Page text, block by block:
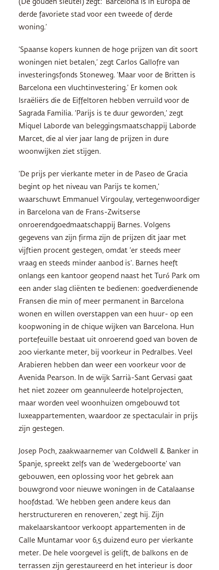
(De gouden sleutel) zegt: ‘Barcelona is in Europa de
derde favoriete stad voor een tweede of derde
woning.’
‘Spaanse kopers kunnen de hoge prijzen van dit soort
woningen niet betalen,’ zegt Carlos Gallofre van
investeringsfonds Stoneweg. ‘Maar voor de Britten is
Barcelona een vluchtinvestering.’ Er komen ook
Israëliërs die de Eiffeltoren hebben verruild voor de
Sagrada Familia. ‘Parijs is te duur geworden,’ zegt
Miquel Laborde van beleggingsmaatschappij Laborde
Marcet, die al vier jaar lang de prijzen in dure
woonwijken ziet stijgen.
‘De prijs per vierkante meter in de Paseo de Gracia
begint op het niveau van Parijs te komen,’
waarschuwt Emmanuel Virgoulay, vertegenwoordiger
in Barcelona van de Frans-Zwitserse
onroerendgoedmaatschappij Barnes. Volgens
gegevens van zijn firma zijn de prijzen dit jaar met
vijftien procent gestegen, omdat ‘er steeds meer
vraag en steeds minder aanbod is’. Barnes heeft
onlangs een kantoor geopend naast het Turó Park om
een ander slag cliënten te bedienen: goedverdienende
Fransen die min of meer permanent in Barcelona
wonen en willen overstappen van een huur- op een
koopwoning in de chique wijken van Barcelona. Hun
portefeuille bestaat uit onroerend goed van boven de
200 vierkante meter, bij voorkeur in Pedralbes. Veel
Arabieren hebben dan weer een voorkeur voor de
Avenida Pearson. In de wijk Sarrià-Sant Gervasi gaat
het niet zozeer om geannuleerde hotelprojecten,
maar worden veel woonhuizen omgebouwd tot
luxeappartementen, waardoor ze spectaculair in prijs
zijn gestegen.
Josep Poch, zaakwaarnemer van Coldwell & Banker in
Spanje, spreekt zelfs van de ‘wedergeboorte’ van
gebouwen, een oplossing voor het gebrek aan
bouwgrond voor nieuwe woningen in de Catalaanse
hoofdstad. ‘We hebben geen andere keus dan
herstructureren en renoveren,’ zegt hij. Zijn
makelaarskantoor verkoopt appartementen in de
Calle Muntamar voor 6,5 duizend euro per vierkante
meter. De hele voorgevel is gelift, de balkons en de
terrassen zijn gerestaureerd en het interieur is door